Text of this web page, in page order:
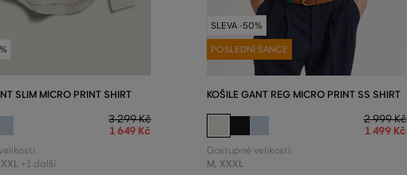
SLIM MICRO PRINT SHIRT
3 299 Kč
1 649 Kč
XXL +1 další
SLEVA -50%
POSLEDNÍ ŠANCE
KOŠILE GANT REG MICRO PRINT SS SHIRT
2 999 Kč
1 499 Kč
Dostupné velikosti:
M, XXXL